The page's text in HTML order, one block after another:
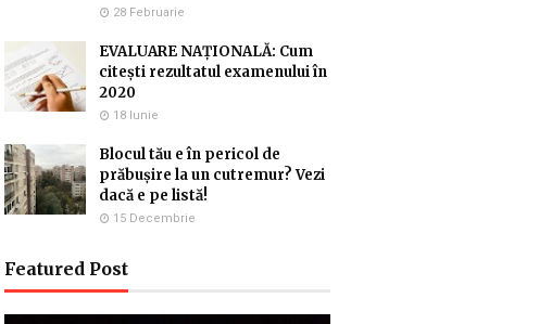
28 Februarie
EVALUARE NAȚIONALĂ: Cum
citești rezultatul examenului în
2020
18 Iunie
Blocul tău e în pericol de
prăbușire la un cutremur? Vezi
dacă e pe listă!
15 Decembrie
Featured Post